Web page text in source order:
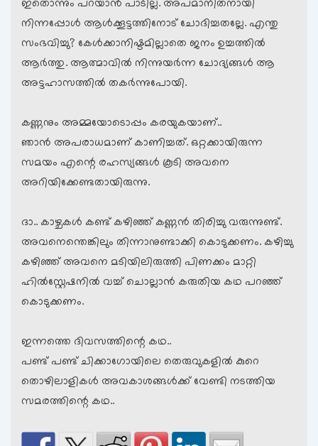
ഇതൊന്നും പറയാന്‍ പാടില്ല. അപമാനിതനായി
നിന്നപ്പോള്‍ ആള്‍ക്കൂട്ടത്തിനോട് ചോദിച്ചതല്ലേ. എന്തു
സംഭവിച്ചു? കേള്‍ക്കാനിഷ്ടമില്ലാതെ ജനം ഉച്ചത്തില്‍
ആര്‍ത്തു. ആത്മാവില്‍ നിന്നുയര്‍ന്ന ചോദ്യങ്ങള്‍ ആ
അട്ടഹാസത്തില്‍ തകര്‍ന്നുപോയി.
കണ്ണനും അമ്മയോടൊപ്പം കരയുകയാണ്..
ഞാന്‍ അപരാധമാണ് കാണിച്ചത്. ഒറ്റക്കായിരുന്ന
സമയം എന്റെ രഹസ്യങ്ങള്‍ കൂടി അവനെ
അറിയിക്കേണ്ടതായിരുന്നു.
ദാ.. കാഴ്ചകള്‍ കണ്ട് കഴിഞ്ഞ് കണ്ണന്‍ തിരിച്ചു വരുന്നുണ്ട്.
അവനെന്തെങ്കിലും തിന്നാനുണ്ടാക്കി കൊടുക്കണം. കഴിച്ചു
കഴിഞ്ഞ് അവനെ മടിയിലിരുത്തി പിണക്കം മാറ്റി
ഹില്‍സ്റ്റേഷനില്‍ വച്ച് ചൊല്ലാന്‍ കരുതിയ കഥ പറഞ്ഞ്
കൊടുക്കണം.
ഇന്നത്തെ ദിവസത്തിന്റെ കഥ..
പണ്ട് പണ്ട് ചിക്കാഗോയിലെ തെരുവുകളില്‍ കുറെ
തൊഴിലാളികള്‍ അവകാശങ്ങള്‍ക്ക് വേണ്ടി നടത്തിയ
സമരത്തിന്റെ കഥ..